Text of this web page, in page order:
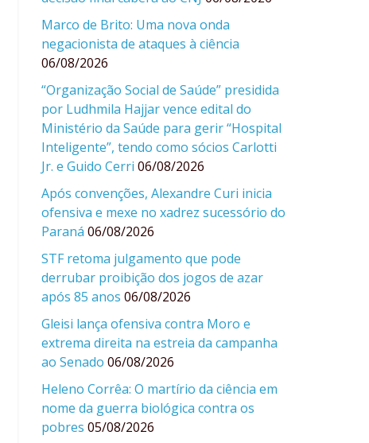
Marco de Brito: Uma nova onda
negacionista de ataques à ciência
06/08/2026
“Organização Social de Saúde” presidida
por Ludhmila Hajjar vence edital do
Ministério da Saúde para gerir “Hospital
Inteligente”, tendo como sócios Carlotti
Jr. e Guido Cerri 06/08/2026
Após convenções, Alexandre Curi inicia
ofensiva e mexe no xadrez sucessório do
Paraná 06/08/2026
STF retoma julgamento que pode
derrubar proibição dos jogos de azar
após 85 anos 06/08/2026
Gleisi lança ofensiva contra Moro e
extrema direita na estreia da campanha
ao Senado 06/08/2026
Heleno Corrêa: O martírio da ciência em
nome da guerra biológica contra os
pobres 05/08/2026